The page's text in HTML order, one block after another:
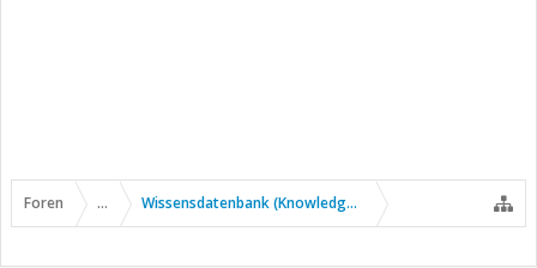
Foren ... Wissensdatenbank (Knowledge Base)